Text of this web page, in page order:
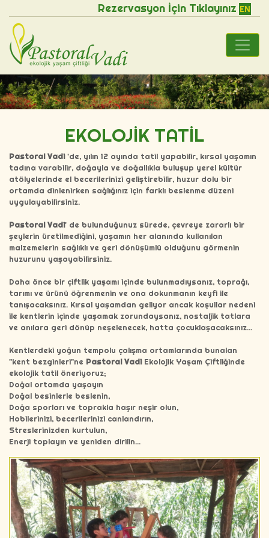
Rezervasyon İçin Tıklayınız EN
EKOLOJİK TATİL
Pastoral Vadi'de, yılın 12 ayında tatil yapabilir, kırsal yaşamın
tadına varabilir, doğayla ve doğallıkla buluşup yerel kültür
atölyelerinde el becerilerinizi geliştirebilir, huzur dolu bir
ortamda dinlenirken sağlığınız için farklı beslenme düzeni
uygulayabilirsiniz.
Pastoral Vadi' de bulunduğunuz sürede, çevreye zararlı bir
şeylerin üretilmediğini, yaşamın her alanında kullanılan
malzemelerin sağlıklı ve geri dönüşümlü olduğunu görmenin
huzurunu yaşayabilirsiniz.
Daha önce bir çiftlik yaşamı içinde bulunmadıysanız, toprağı,
tarımı ve ürünü öğrenmenin ve ona dokunmanın keyfi ile
tanışacaksınız. Kırsal yaşamdan geliyor ancak koşullar nedeni
ile kentlerin içinde yaşamak zorundaysanız, nostaljik tatlara
ve anılara geri dönüp neşelenecek, hatta çocuklaşacaksınız...
Kentlerdeki yoğun tempolu çalışma ortamlarında bunalan
"kent bezginleri"ne Pastoral Vadi Ekolojik Yaşam Çiftliğinde
ekolojik tatil öneriyoruz;
Doğal ortamda yaşayın
Doğal besinlerle beslenin,
Doğa sporları ve toprakla haşır neşir olun,
Hobilerinizi, becerilerinizi canlandırın,
Streslerinizden kurtulun,
Enerji toplayın ve yeniden dirilin...